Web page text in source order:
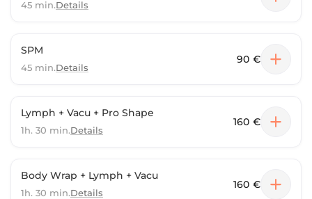
45 min.Details
SPM
45 min.Details
90 €
Lymph + Vacu + Pro Shape
1h. 30 min.Details
160 €
Body Wrap + Lymph + Vacu
1h. 30 min.Details
160 €